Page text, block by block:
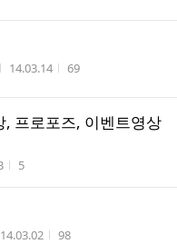
작성시간
14.03.14 조회수
69
프로포즈, 이벤트영상
조회수
5
작성시간
14.03.02 조회수
98